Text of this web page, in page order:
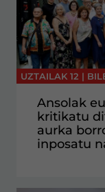
UZTAILAK 12 |
Ansolak
kritikatu
aurka
inposatu